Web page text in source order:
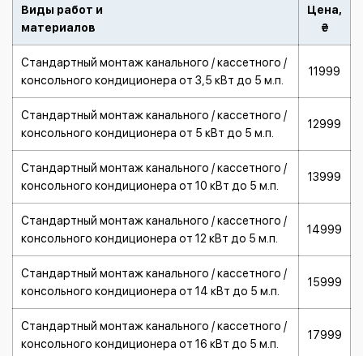
Виды работ и
материалов
Цена,
₴
Стандартный монтаж канального / кассетного /
консольного кондиционера от 3,5 кВт до 5 м.п.
11999
Стандартный монтаж канального / кассетного /
консольного кондиционера от 5 кВт до 5 м.п.
12999
Стандартный монтаж канального / кассетного /
консольного кондиционера от 10 кВт до 5 м.п.
13999
Стандартный монтаж канального / кассетного /
консольного кондиционера от 12 кВт до 5 м.п.
14999
Стандартный монтаж канального / кассетного /
консольного кондиционера от 14 кВт до 5 м.п.
15999
Стандартный монтаж канального / кассетного /
консольного кондиционера от 16 кВт до 5 м.п.
17999